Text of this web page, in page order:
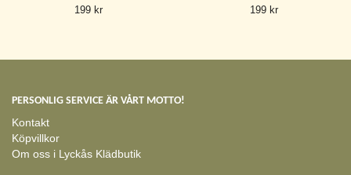
199 kr 199 kr
PERSONLIG SERVICE ÄR VÅRT MOTTO!
Kontakt
Köpvillkor
Om oss i Lyckås Klädbutik